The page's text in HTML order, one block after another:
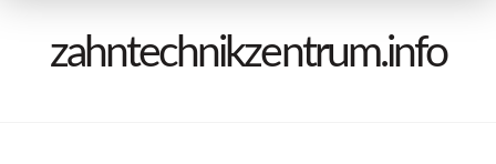
zahntechnikzentrum.info